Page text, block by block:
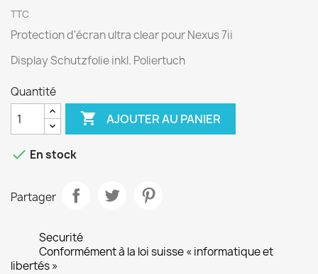
TTC
Protection d'écran ultra clear pour Nexus 7ii
Display Schutzfolie inkl. Poliertuch
Quantité
 AJOUTER AU PANIER
 En stock
Partager
Securité
Conformément à la loi suisse « informatique et
libertés »